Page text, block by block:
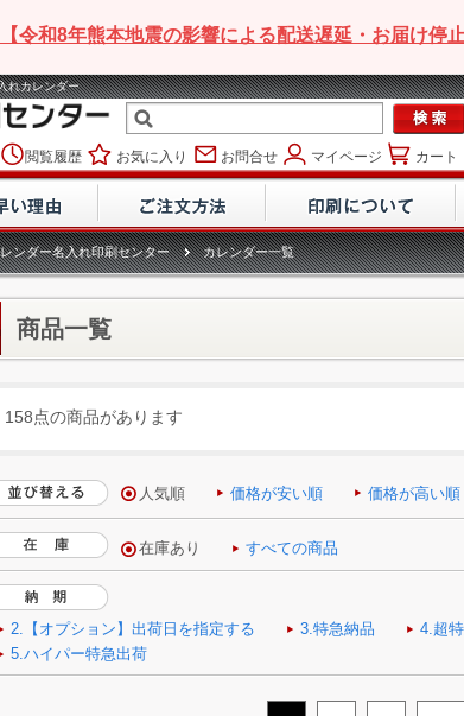
【令和8年熊本地震の影響による配送遅延・お届け停止
れカレンダー
閲覧履歴 お気に入り お問合せ マイページ カート
ンダー名入れ印刷センター カレンダー一覧
商品一覧
158点の商品があります
人気順 価格が安い順 価格が高い順